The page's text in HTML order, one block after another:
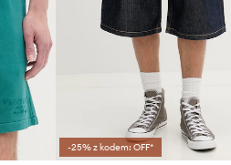
-25% z kodem: OFF*